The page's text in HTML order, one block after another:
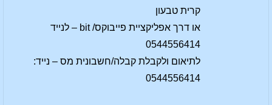
קרית טבעון
או דרך אפליקציית פייבוקס/ bit – לנייד
0544556414
לתיאום ולקבלת קבלה/חשבונית מס – נייד:
0544556414